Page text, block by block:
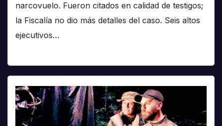
narcovuelo. Fueron citados en calidad de testigos;
la Fiscalía no dio más detalles del caso. Seis altos
ejecutivos…